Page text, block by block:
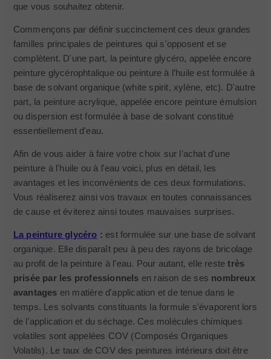
que vous souhaitez obtenir.
Commençons par définir succinctement ces deux grandes
familles principales de peintures qui s'opposent et se
complètent. D'une part, la peinture glycéro, appelée encore
peinture glycérophtalique ou peinture à l’huile est formulée à
base de solvant organique (white spirit, xylène, etc). D'autre
part, la peinture acrylique, appelée encore peinture émulsion
ou dispersion est formulée à base de solvant constitué
essentiellement d'eau.
Afin de vous aider à faire votre choix sur l’achat d'une
peinture à l'huile ou à l'eau voici, plus en détail, les
avantages et les inconvénients de ces deux formulations.
Vous réaliserez ainsi vos travaux en toutes connaissances
de cause et éviterez ainsi toutes mauvaises surprises.
La peinture glycéro : est formulée sur une base de solvant
organique. Elle disparaît peu à peu des rayons de bricolage
au profit de la peinture à l’eau. Pour autant, elle restetrès
prisée par les professionnels en raison de ses nombreux
avantages en matière d'application et de tenue dans le
temps. Les solvants constituants la formule s'évaporent lors
de l'application et du séchage. Ces molécules chimiques
volatiles sont appelées COV (Composés Organiques
Volatils). Le taux de COV des peintures intérieurs doit être